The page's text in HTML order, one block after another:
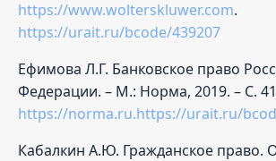
https://www.wolterskluwer.com.
https://urait.ru/bcode/439207
Ефимова Л.Г. Банковское право
Федерации. – М.: Норма, 2019. – С.
https://norma.ru.https://urait.ru/
Кабалкин А.Ю. Гражданское право.